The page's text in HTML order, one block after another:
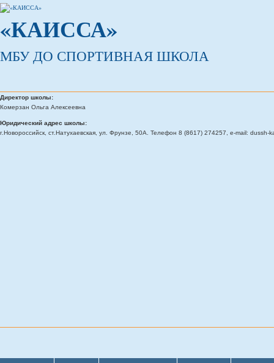
«КАИССА»
МБУ ДО СПОРТИВНАЯ ШКОЛА
Директор школы:
Комерзан Ольга Алексеевна
Юридический адрес школы:
г.Новороссийск, ст.Натухаевская, ул. Фрунзе, 50А. Телефон 8 (8617) 274257, e-mail: dussh-